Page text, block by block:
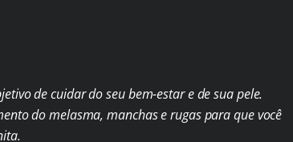
de cuidar do seu bem-estar e de sua pele.
do melasma, manchas e rugas para que você